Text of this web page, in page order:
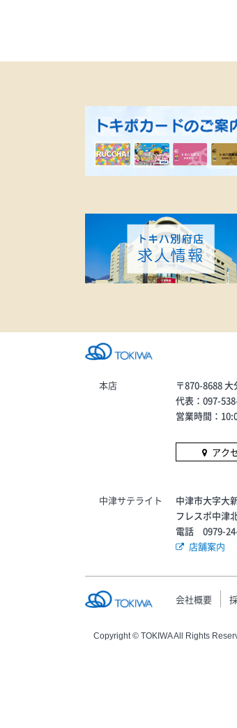
を開催！期間中にお持ち込みい
充電が持たない…・お出かけ中
に突然電源が切れたら不安…・
という方は、この大チャンスを
お見逃しなく！本格的な夏が来
皆さまのご来店を心よりお待ち
しております！
本店
〒870-8688
代表：097-
営業時間：
アク
中津サテライト
中津市大字大
フレスポ中津
電話 0979-
店舗案内
会社概要
Copyright © TOKIWA All Rights